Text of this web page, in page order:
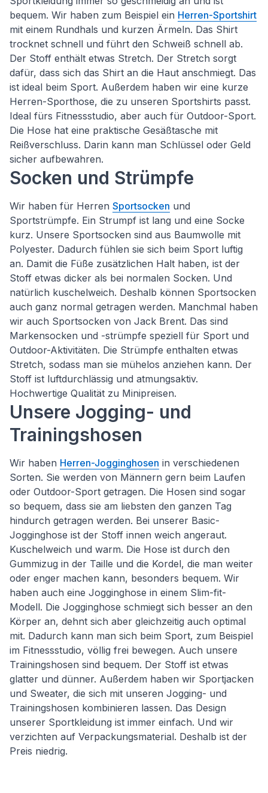
bequem. Wir haben zum Beispiel ein Herren-Sportshirt
mit einem Rundhals und kurzen Ärmeln. Das Shirt
trocknet schnell und führt den Schweiß schnell ab.
Der Stoff enthält etwas Stretch. Der Stretch sorgt
dafür, dass sich das Shirt an die Haut anschmiegt. Das
ist ideal beim Sport. Außerdem haben wir eine kurze
Herren-Sporthose, die zu unseren Sportshirts passt.
Ideal fürs Fitnessstudio, aber auch für Outdoor-Sport.
Die Hose hat eine praktische Gesäßtasche mit
Reißverschluss. Darin kann man Schlüssel oder Geld
sicher aufbewahren.
Socken und Strümpfe
Wir haben für Herren Sportsocken und
Sportstrümpfe. Ein Strumpf ist lang und eine Socke
kurz. Unsere Sportsocken sind aus Baumwolle mit
Polyester. Dadurch fühlen sie sich beim Sport luftig
an. Damit die Füße zusätzlichen Halt haben, ist der
Stoff etwas dicker als bei normalen Socken. Und
natürlich kuschelweich. Deshalb können Sportsocken
auch ganz normal getragen werden. Manchmal haben
wir auch Sportsocken von Jack Brent. Das sind
Markensocken und -strümpfe speziell für Sport und
Outdoor-Aktivitäten. Die Strümpfe enthalten etwas
Stretch, sodass man sie mühelos anziehen kann. Der
Stoff ist luftdurchlässig und atmungsaktiv.
Hochwertige Qualität zu Minipreisen.
Unsere Jogging- und
Trainingshosen
Wir haben Herren-Jogginghosen in verschiedenen
Sorten. Sie werden von Männern gern beim Laufen
oder Outdoor-Sport getragen. Die Hosen sind sogar
so bequem, dass sie am liebsten den ganzen Tag
hindurch getragen werden. Bei unserer Basic-
Jogginghose ist der Stoff innen weich angeraut.
Kuschelweich und warm. Die Hose ist durch den
Gummizug in der Taille und die Kordel, die man weiter
oder enger machen kann, besonders bequem. Wir
haben auch eine Jogginghose in einem Slim-fit-
Modell. Die Jogginghose schmiegt sich besser an den
Körper an, dehnt sich aber gleichzeitig auch optimal
mit. Dadurch kann man sich beim Sport, zum Beispiel
im Fitnessstudio, völlig frei bewegen. Auch unsere
Trainingshosen sind bequem. Der Stoff ist etwas
glatter und dünner. Außerdem haben wir Sportjacken
und Sweater, die sich mit unseren Jogging- und
Trainingshosen kombinieren lassen. Das Design
unserer Sportkleidung ist immer einfach. Und wir
verzichten auf Verpackungsmaterial. Deshalb ist der
Preis niedrig.